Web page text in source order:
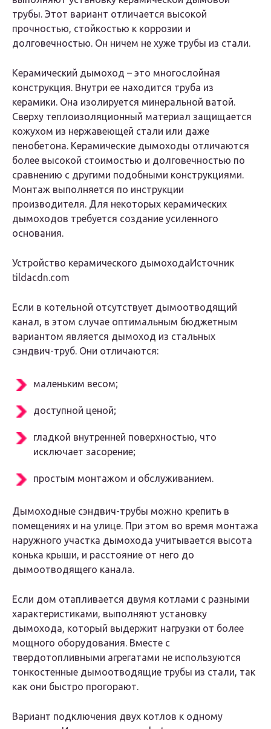
трубы. Этот вариант отличается высокой
прочностью, стойкостью к коррозии и
долговечностью. Он ничем не хуже трубы из стали.
Керамический дымоход – это многослойная
конструкция. Внутри ее находится труба из
керамики. Она изолируется минеральной ватой.
Сверху теплоизоляционный материал защищается
кожухом из нержавеющей стали или даже
пенобетона. Керамические дымоходы отличаются
более высокой стоимостью и долговечностью по
сравнению с другими подобными конструкциями.
Монтаж выполняется по инструкции
производителя. Для некоторых керамических
дымоходов требуется создание усиленного
основания.
Устройство керамического дымоходаИсточник
tildacdn.com
Если в котельной отсутствует дымоотводящий
канал, в этом случае оптимальным бюджетным
вариантом является дымоход из стальных
сэндвич-труб. Они отличаются:
маленьким весом;
доступной ценой;
гладкой внутренней поверхностью, что
исключает засорение;
простым монтажом и обслуживанием.
Дымоходные сэндвич-трубы можно крепить в
помещениях и на улице. При этом во время монтажа
наружного участка дымохода учитывается высота
конька крыши, и расстояние от него до
дымоотводящего канала.
Если дом отапливается двумя котлами с разными
характеристиками, выполняют установку
дымохода, который выдержит нагрузки от более
мощного оборудования. Вместе с
твердотопливными агрегатами не используются
тонкостенные дымоотводящие трубы из стали, так
как они быстро прогорают.
Вариант подключения двух котлов к одному